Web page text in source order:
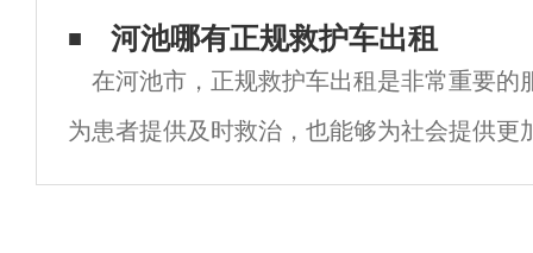
需要在不同的医院进行手术治疗的情况下。
救护车可以提供快速、安全、有效的病人转
河池哪有正规救护车出租
在河池市，正规救护车出租是非常重要的
为患者提供及时救治，也能够为社会提供更
境。但是，由于市场上存在一些不正规的救